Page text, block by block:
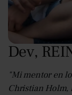
Dev,
"Mi mentor en
Christian Holm,